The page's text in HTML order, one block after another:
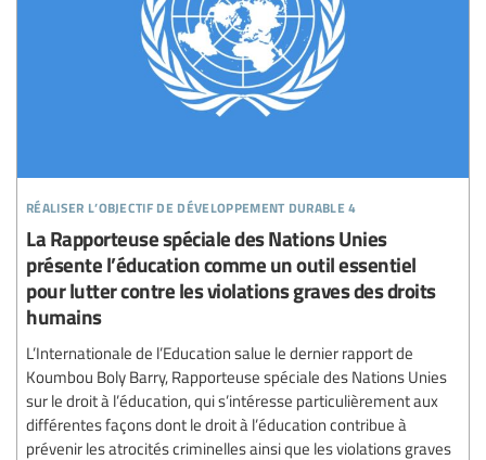
réaliser l’objectif de développement durable 4
La Rapporteuse spéciale des Nations Unies
présente l’éducation comme un outil essentiel
pour lutter contre les violations graves des droits
humains
L’Internationale de l’Education salue le dernier rapport de
Koumbou Boly Barry, Rapporteuse spéciale des Nations Unies
sur le droit à l’éducation, qui s’intéresse particulièrement aux
différentes façons dont le droit à l’éducation contribue à
prévenir les atrocités criminelles ainsi que les violations graves